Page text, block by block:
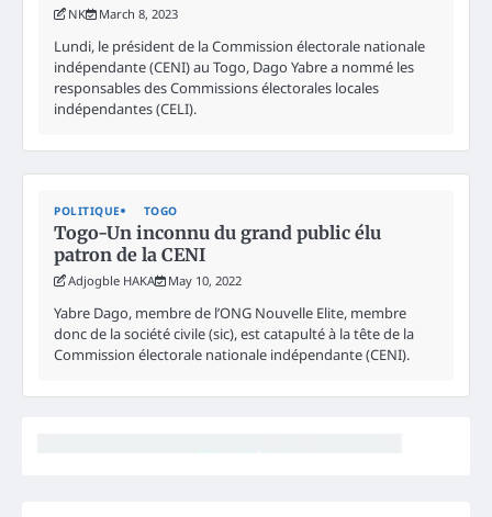
NK March 8, 2023
Lundi, le président de la Commission électorale nationale
indépendante (CENI) au Togo, Dago Yabre a nommé les
responsables des Commissions électorales locales
indépendantes (CELI).
POLITIQUE TOGO
Togo-Un inconnu du grand public élu
patron de la CENI
Adjogble HAKA May 10, 2022
Yabre Dago, membre de l’ONG Nouvelle Elite, membre
donc de la société civile (sic), est catapulté à la tête de la
Commission électorale nationale indépendante (CENI).